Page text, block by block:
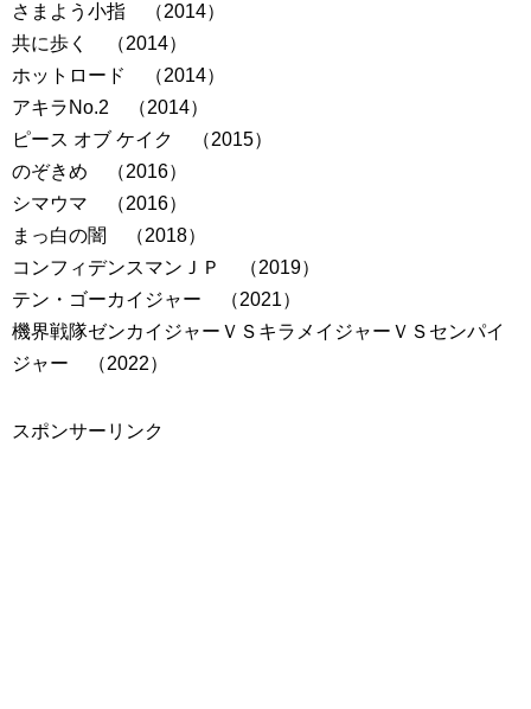
さまよう小指 （2014）
共に歩く （2014）
ホットロード （2014）
アキラNo.2 （2014）
ピース オブ ケイク （2015）
のぞきめ （2016）
シマウマ （2016）
まっ白の闇 （2018）
コンフィデンスマンＪＰ （2019）
テン・ゴーカイジャー （2021）
機界戦隊ゼンカイジャーＶＳキラメイジャーＶＳセンパイ
ジャー （2022）
スポンサーリンク